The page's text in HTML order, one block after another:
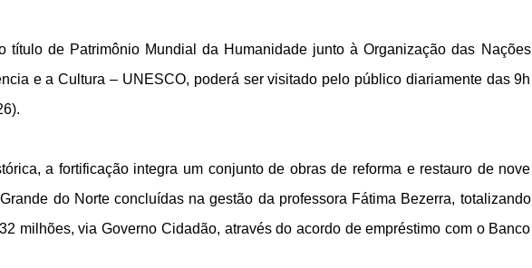
título de Patrimônio Mundial da Humanidade junto à Organização das Nações
e a Cultura – UNESCO, poderá ser visitado pelo público diariamente das 9h
a fortificação integra um conjunto de obras de reforma e restauro de nove
do Norte concluídas na gestão da professora Fátima Bezerra, totalizando
milhões, via Governo Cidadão, através do acordo de empréstimo com o Banco